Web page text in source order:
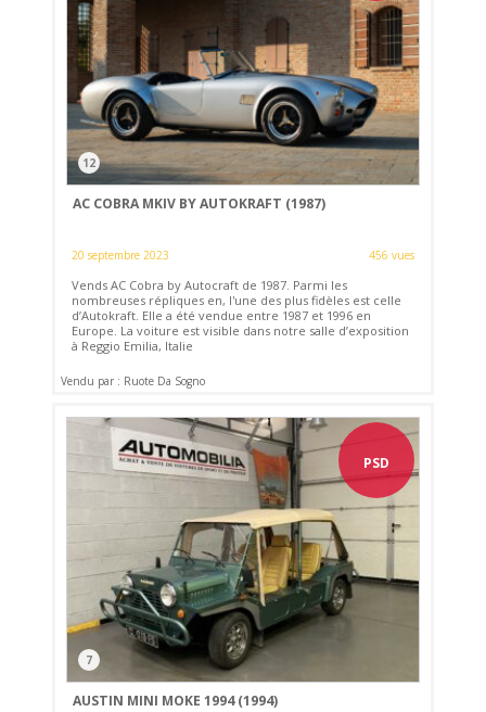
12
AC COBRA MKIV BY AUTOKRAFT (1987)
20 septembre 2023 456 vues
Vends AC Cobra by Autocraft de 1987. Parmi les
nombreuses répliques en, l'une des plus fidèles est celle
d’Autokraft. Elle a été vendue entre 1987 et 1996 en
Europe. La voiture est visible dans notre salle d’exposition
à Reggio Emilia, Italie
Vendu par : Ruote Da Sogno
PSD
7
AUSTIN MINI MOKE 1994 (1994)